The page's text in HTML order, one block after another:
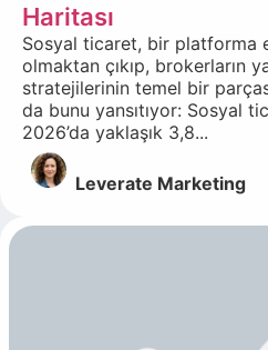
Haritası
Sosyal ticaret, bir platforma
olmaktan çıkıp, brokerların
stratejilerinin temel bir
da bunu yansıtıyor: Sosyal
2026’da yaklaşık 3,8...
Leverate Marketing